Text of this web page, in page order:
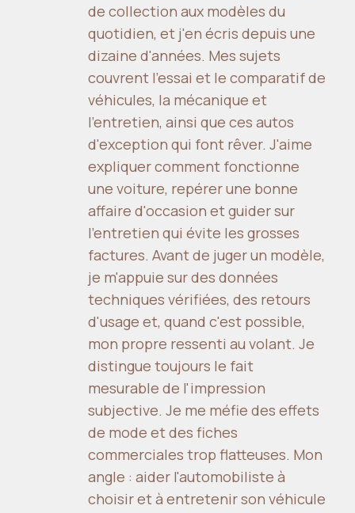
de collection aux modèles du
quotidien, et j'en écris depuis une
dizaine d'années. Mes sujets
couvrent l'essai et le comparatif de
véhicules, la mécanique et
l'entretien, ainsi que ces autos
d'exception qui font rêver. J'aime
expliquer comment fonctionne
une voiture, repérer une bonne
affaire d'occasion et guider sur
l'entretien qui évite les grosses
factures. Avant de juger un modèle,
je m'appuie sur des données
techniques vérifiées, des retours
d'usage et, quand c'est possible,
mon propre ressenti au volant. Je
distingue toujours le fait
mesurable de l'impression
subjective. Je me méfie des effets
de mode et des fiches
commerciales trop flatteuses. Mon
angle : aider l'automobiliste à
choisir et à entretenir son véhicule